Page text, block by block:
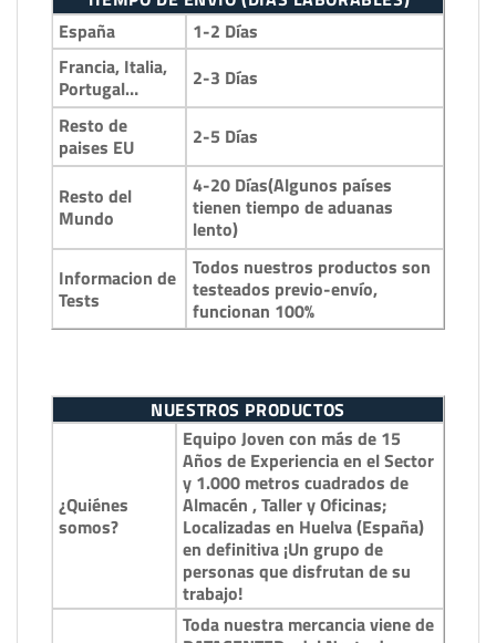
España
1-2 Días
Francia, Italia,
Portugal…
2-3 Días
Resto de
paises EU
2-5 Días
Resto del
Mundo
4-20 Días(Algunos países
tienen tiempo de aduanas
lento)
Informacion de
Tests
Todos nuestros productos son
testeados previo-envío,
funcionan 100%
NUESTROS PRODUCTOS
¿Quiénes
somos?
Equipo Joven con más de 15
Años de Experiencia en el Sector
y 1.000 metros cuadrados de
Almacén , Taller y Oficinas;
Localizadas en Huelva (España)
en definitiva ¡Un grupo de
personas que disfrutan de su
trabajo!
Toda nuestra mercancia viene de